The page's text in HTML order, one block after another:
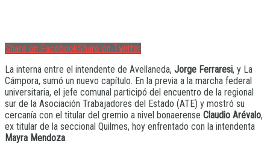
Share on FacebookShare on Twitter
La interna entre el intendente de Avellaneda, Jorge Ferraresi, y La
Cámpora, sumó un nuevo capítulo. En la previa a la marcha federal
universitaria, el jefe comunal participó del encuentro de la regional
sur de la Asociación Trabajadores del Estado (ATE) y mostró su
cercanía con el titular del gremio a nivel bonaerense Claudio Arévalo,
ex titular de la seccional Quilmes, hoy enfrentado con la intendenta
Mayra Mendoza.